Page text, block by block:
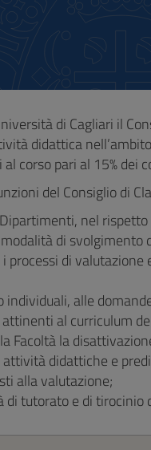
di Cagliari il
didattica
corso pari al 15% dei
del Consiglio di
nel
di
processi di
alle
al curriculum
Facoltà la
didattiche e
alla valutazione;
tutorato e di tirocinio